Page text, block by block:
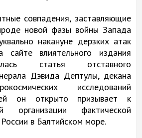
совпадения, заставляющие
новой фазы войны Запада
накануне дерзких атак
сайте влиятельного издания
статья отставного
Дэвида Дептулы, декана
исследований
он открыто призывает к
организации фактической
в Балтийском море.